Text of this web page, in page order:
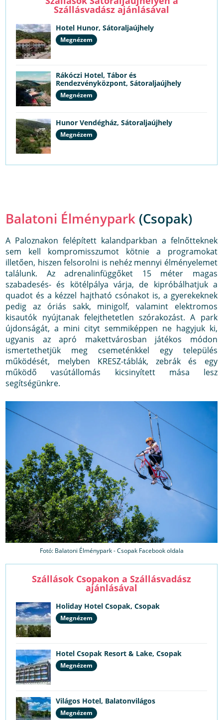
Szállásvadász ajánlásával
Hotel Hunor, Sátoraljaújhely
Megnézem
Rákóczi Hotel, Tábor és
Rendezvényközpont, Sátoraljaújhely
Megnézem
Hunor Vendégház, Sátoraljaújhely
Megnézem
Balatoni Élménypark (Csopak)
A Paloznakon felépített kalandparkban a felnőtteknek
sem kell kompromisszumot kötnie a programokat
illetően, hiszen felsorolni is nehéz mennyi élményelemet
találunk. Az adrenalinfüggőket 15 méter magas
szabadesés- és kötélpálya várja, de kipróbálhatjuk a
quadot és a kézzel hajtható csónakot is, a gyerekeknek
pedig az óriás sakk, minigolf, valamint elektromos
kisautók nyújtanak felejthetetlen szórakozást. A park
újdonságát, a mini cityt semmiképpen ne hagyjuk ki,
ugyanis az apró makettvárosban játékos módon
ismertethetjük meg csemeténkkel egy település
működését, melyben KRESZ-táblák, zebrák és egy
működő vasútállomás kicsinyített mása lesz
segítségünkre.
Fotó: Balatoni Élménypark - Csopak Facebook oldala
Szállások Csopakon a Szállásvadász
ajánlásával
Holiday Hotel Csopak, Csopak
Megnézem
Hotel Csopak Resort & Lake, Csopak
Megnézem
Világos Hotel, Balatonvilágos
Megnézem